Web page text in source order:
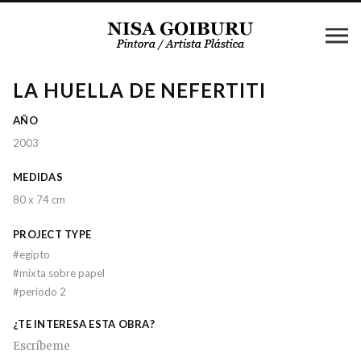
LA HUELLA DE NEFERTITI
AÑO
2003
MEDIDAS
80 x 74 cm
PROJECT TYPE
#egipto
#mixta sobre papel
#periodo 2
¿TE INTERESA ESTA OBRA?
Escríbeme